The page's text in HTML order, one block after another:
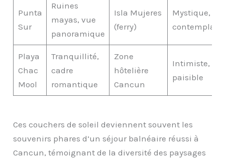
Punta
Sur
Ruines
mayas, vue
panoramique
Isla Mujeres
(ferry)
Mystique,
contemplatif
Playa
Chac
Mool
Tranquillité,
cadre
romantique
Zone
hôtelière
Cancun
Intimiste,
paisible
Ces couchers de soleil deviennent souvent les
souvenirs phares d’un séjour balnéaire réussi à
Cancun, témoignant de la diversité des paysages